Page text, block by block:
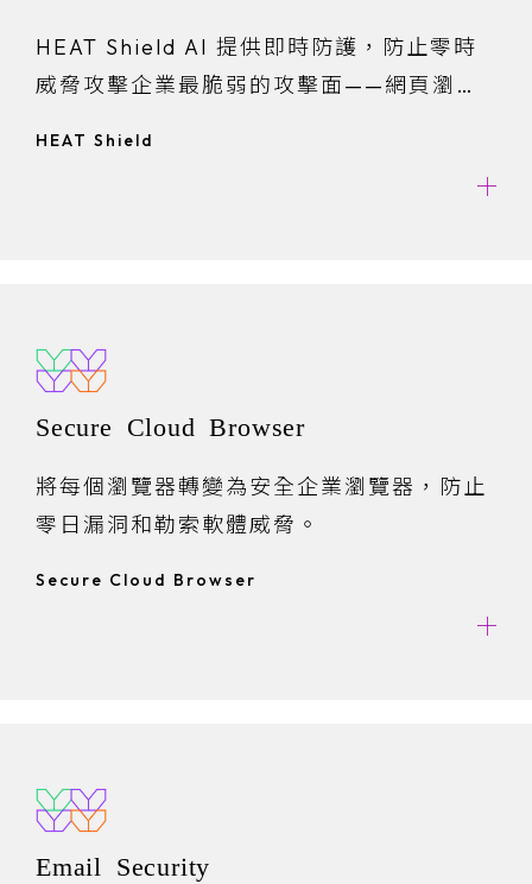
HEAT Shield AI 提供即時防護，防止零時
威脅攻擊企業最脆弱的攻擊面——網頁瀏覽
HEAT Shield
Secure Cloud Browser
將每個瀏覽器轉變為安全企業瀏覽器，防止
零日漏洞和勒索軟體威脅。
Secure Cloud Browser
Email Security